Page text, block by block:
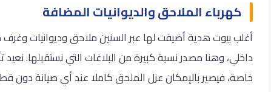
كهرباء الملاحق والديوانيات المضافة
أغلب بيوت هدية أضيفت لها عبر السنين ملاحق وديوانيات
داخلي، وهنا مصدر نسبة كبيرة من البلاغات التي نستقبلها.
خاصة، فيصير بالإمكان عزل الملحق كاملا عند أي صيانة دون